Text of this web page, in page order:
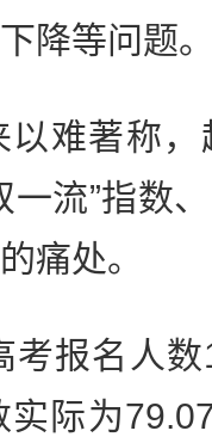
降等问题
难著称，
一流”指数
痛处。
报名人数
际为